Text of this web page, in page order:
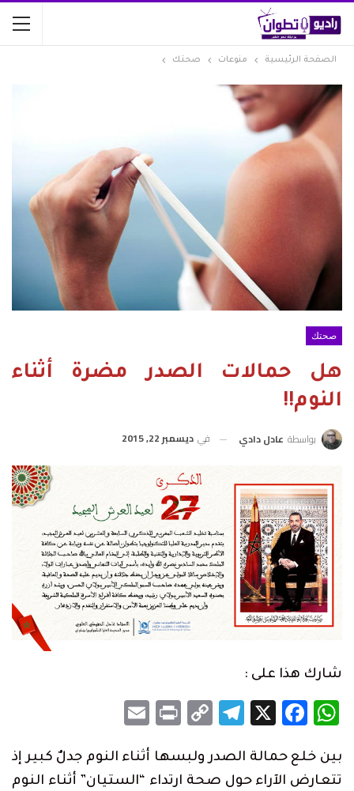
الصفحة الرئيسية منوعات صحتك
صحتك
هل حمالات الصدر مضرة أثناء
النوم!!
بواسطة عادل دادي في ديسمبر 22, 2015
شارك هذا على :
WhatsApp
Facebook
X
Telegram
Copy
Print
بين خلع حمالة الصدر ولبسها أثناء النوم جدلٌ كبير إذ
تتعارض الآراء حول صحة ارتداء “الستيان” أثناء النوم